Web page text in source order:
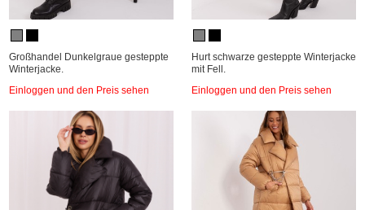
Großhandel Dunkelgraue gesteppte
Winterjacke.
Einloggen und den Preis sehen
Hurt schwarze gesteppte Winterjacke
mit Fell.
Einloggen und den Preis sehen